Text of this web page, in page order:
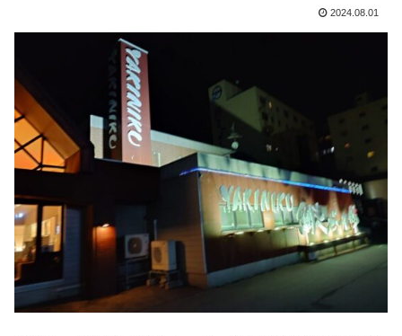
2024.08.01